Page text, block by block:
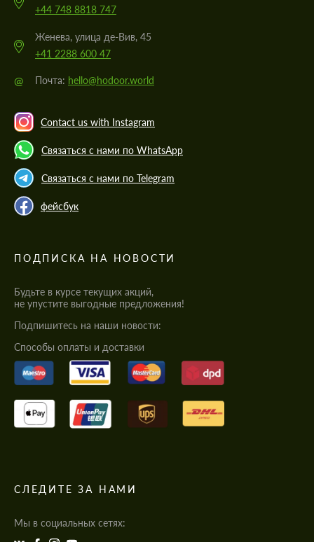
+44 748 8818 747
Женева, улица де-Вив, 45
+41 2288 600 47
@ Почта: hello@hodoor.world
Contact us with Instagram
Связаться с нами по WhatsApp
Связаться с нами по Telegram
фейсбук
ПОДПИСКА НА НОВОСТИ
Будьте в курсе текущих акций,
не упустите выгодные предложения!
Подпишитесь на наши новости:
Cпособы оплаты и доставки
СЛЕДИТЕ ЗА НАМИ
Мы в социальных сетях: